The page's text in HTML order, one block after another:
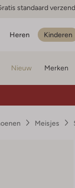
standaard
Heren Kinderen
Nieuw Merken
Meisjes